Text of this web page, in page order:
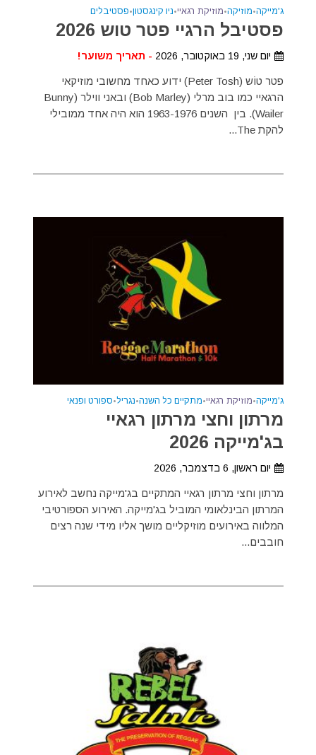
ג'מייקה•מוזיקה•מוזיקת רגאיי•ניו קינגסטון•פסטיבלים
פסטיבל הרגיי פטר טוש 2026
יום שני, 19 באוקטובר, 2026 - תאריך משוער!
פטר טוֹש (Peter Tosh) ידוע כאחד מחשובי מוזיקאי
הרגאיי כמו בוב מרלי (Bob Marley) ובאני ווילר (Bunny
Wailer). בין השנים 1963-1976 הוא היה אחד ממובילי
להקת The...
ג'מייקה•מוזיקת רגאיי•מתקיים כל השנה•נגריל•ספורט ופנאי
מרתון וחצי מרתון רגאיי
בג'מייקה 2026
יום ראשון, 6 בדצמבר, 2026
מרתון וחצי מרתון רגאיי המתקיים בג'מייקה נחשב לאירוע
המרתון הבינלאומי המוביל בג'מייקה. האירוע הספורטיבי
המלווה באירועים מוזיקליים מושך אליו מידי שנה רצים
חובבים...